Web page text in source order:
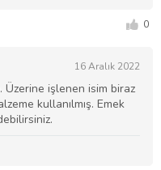
0
16 Aralık 2022
Üzerine işlenen isim biraz
kullanılmış. Emek